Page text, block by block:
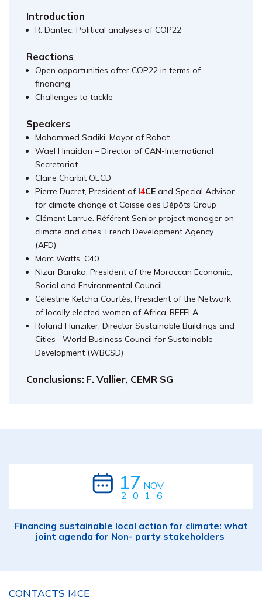
Introduction
R. Dantec, Political analyses of COP22
Reactions
Open opportunities after COP22 in terms of
financing
Challenges to tackle
Speakers
Mohammed Sadiki, Mayor of Rabat
Wael Hmaidan – Director of CAN-International
Secretariat
Claire Charbit OECD
Pierre Ducret, President of I4CE and Special Advisor
for climate change at Caisse des Dépôts Group
Clément Larrue. Référent Senior project manager on
climate and cities, French Development Agency
(AFD)
Marc Watts, C40
Nizar Baraka, President of the Moroccan Economic,
Social and Environmental Council
Célestine Ketcha Courtès, President of the Network
of locally elected women of Africa-REFELA
Roland Hunziker, Director Sustainable Buildings and
Cities World Business Council for Sustainable
Development (WBCSD)
Conclusions: F. Vallier, CEMR SG
17 NOV
2016
Financing sustainable local action for climate: what
joint agenda for Non- party stakeholders
CONTACTS I4CE